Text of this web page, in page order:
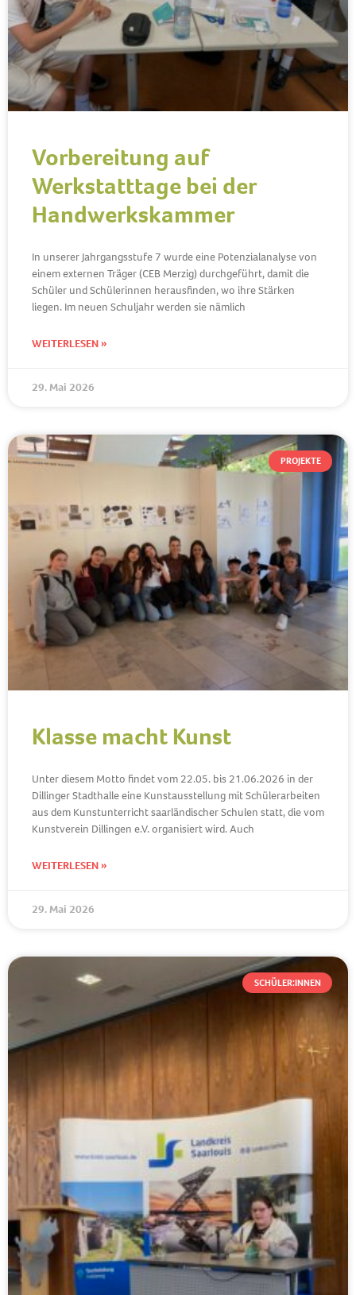
Vorbereitung auf
Werkstatttage bei der
Handwerkskammer
In unserer Jahrgangsstufe 7 wurde eine Potenzialanalyse von
einem externen Träger (CEB Merzig) durchgeführt, damit die
Schüler und Schülerinnen herausfinden, wo ihre Stärken
liegen. Im neuen Schuljahr werden sie nämlich
WEITERLESEN »
29. Mai 2026
PROJEKTE
Klasse macht Kunst
Unter diesem Motto findet vom 22.05. bis 21.06.2026 in der
Dillinger Stadthalle eine Kunstausstellung mit Schülerarbeiten
aus dem Kunstunterricht saarländischer Schulen statt, die vom
Kunstverein Dillingen e.V. organisiert wird. Auch
WEITERLESEN »
29. Mai 2026
SCHÜLER:INNEN